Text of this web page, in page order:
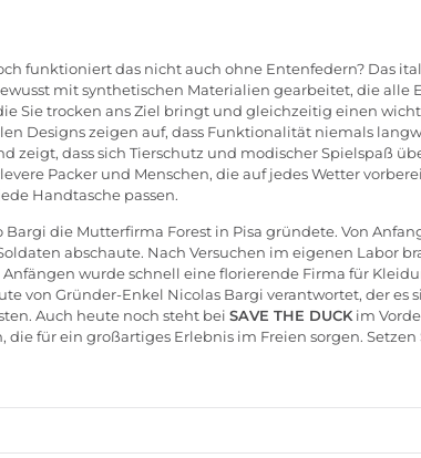
funktioniert das nicht auch ohne Entenfedern? Das
mit synthetischen Materialien gearbeitet, die alle
Sie trocken ans Ziel bringt und gleichzeitig einen
Designs zeigen auf, dass Funktionalität niemals
zeigt, dass sich Tierschutz und modischer Spielspaß
Packer und Menschen, die auf jedes Wetter
Handtasche passen.
Bargi die Mutterfirma Forest in Pisa gründete. Von
abschaute. Nach Versuchen im eigenen Labor
wurde schnell eine florierende Firma für
von Gründer-Enkel Nicolas Bargi verantwortet, der es
Auch heute noch steht bei SAVE THE DUCK im
die für ein großartiges Erlebnis im Freien sorgen.